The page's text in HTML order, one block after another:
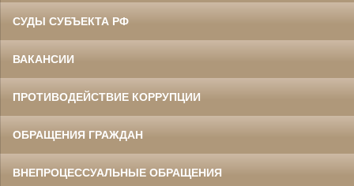
СУДЫ СУБЪЕКТА РФ
ВАКАНСИИ
ПРОТИВОДЕЙСТВИЕ КОРРУПЦИИ
ОБРАЩЕНИЯ ГРАЖДАН
ВНЕПРОЦЕССУАЛЬНЫЕ ОБРАЩЕНИЯ